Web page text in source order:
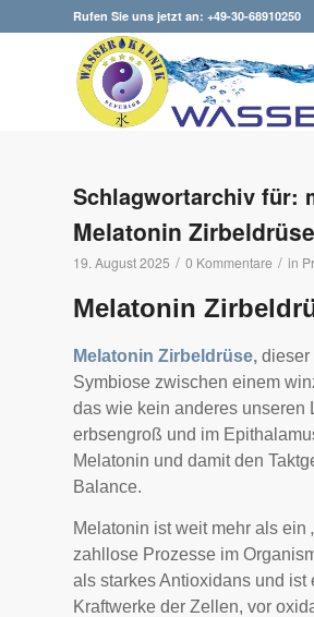
Rufen Sie uns jetzt an: +49-30-68910250
Schlagwortarchiv für:
Melatonin Zirbeldrüse
19. August 2025 / 0 Kommentare / in
Melatonin
Melatonin Zirbeldrüse, dieser
Symbiose zwischen einem
das wie kein anderes unseren
erbsengroß und im
Melatonin und damit den
Balance.
Melatonin ist weit mehr als ein
zahllose Prozesse im
als starkes Antioxidans und ist
Kraftwerke der Zellen, vor